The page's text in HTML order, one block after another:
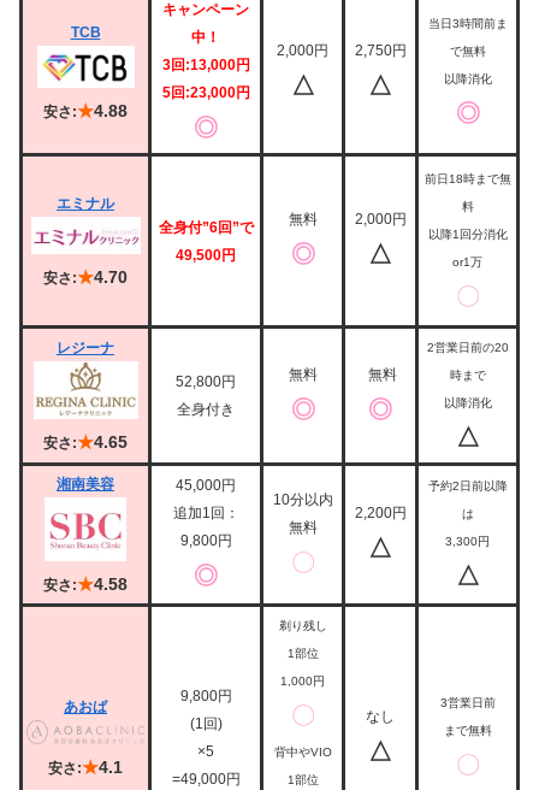
TCB
安さ:★4.88
キャンペーン
中！
3回:13,000円
5回:23,000円
◎
2,000円
△
2,750円
△
当日3時間前ま
で無料
以降消化
◎
エミナル
安さ:★4.70
全身付”6回”で
49,500円
無料
◎
2,000円
△
前日18時まで無
料
以降1回分消化
or1万
〇
レジーナ
安さ:★4.65
52,800円
全身付き
無料
◎
無料
◎
2営業日前の20
時まで
以降消化
△
湘南美容
安さ:★4.58
45,000円
追加1回：
9,800円
◎
10分以内
無料
〇
2,200円
△
予約2日前以降
は
3,300円
△
あおば
安さ:★4.1
9,800円
(1回)
×5
=49,000円
剃り残し
1部位
1,000円
〇
背中やVIO
1部位
なし
△
3営業日前
まで無料
〇